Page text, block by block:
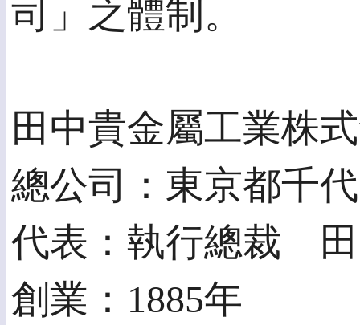
司」之體制。
田中貴金屬工業株
總公司：東京都千
代表：執行總裁
創業：1885年